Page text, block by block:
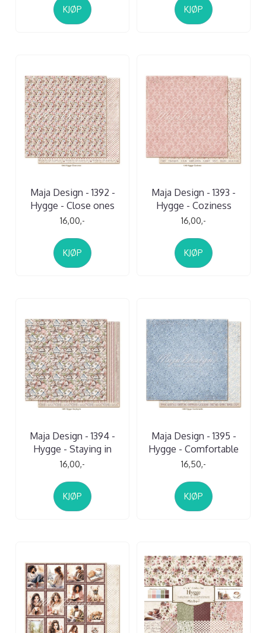
KJØP KJØP
Maja Design - 1392 -
Hygge - Close ones
16,00,-
KJØP
Maja Design - 1393 -
Hygge - Coziness
16,00,-
KJØP
Maja Design - 1394 -
Hygge - Staying in
16,00,-
KJØP
Maja Design - 1395 -
Hygge - Comfortable
16,50,-
KJØP